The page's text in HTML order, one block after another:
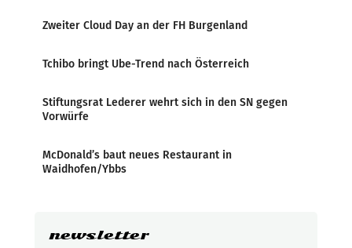
Zweiter Cloud Day an der FH Burgenland
Tchibo bringt Ube-Trend nach Österreich
Stiftungsrat Lederer wehrt sich in den SN gegen
Vorwürfe
McDonald’s baut neues Restaurant in
Waidhofen/Ybbs
newsletter